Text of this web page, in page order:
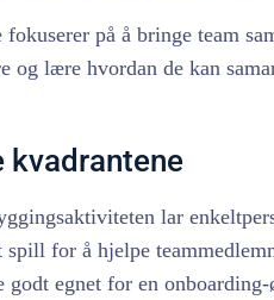
fokuserer på å bringe team
og lære hvordan de kan
kvadrantene
lar
spill for å hjelpe
egnet for en